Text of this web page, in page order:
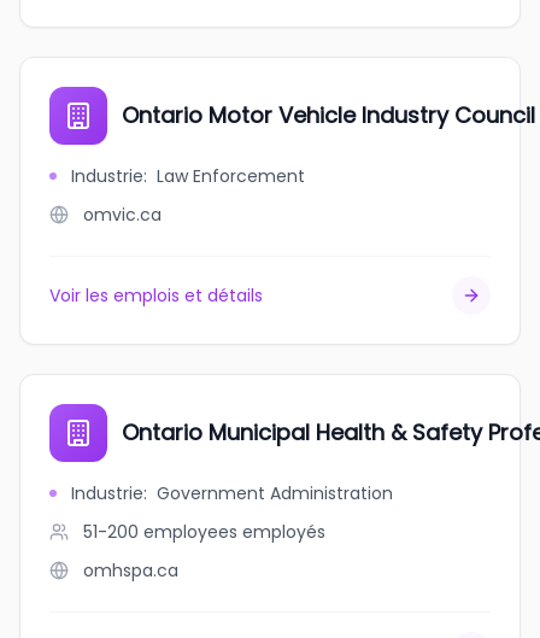
Ontario Motor Vehicle Industry Council
Industrie: Law Enforcement
omvic.ca
Voir les emplois et détails
Ontario Municipal Health & Safety
Industrie: Government Administration
51-200 employees employés
omhspa.ca